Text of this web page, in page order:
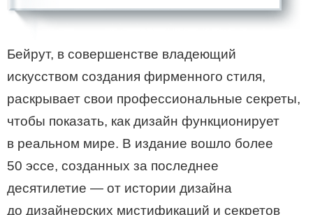
Бейрут, в совершенстве владеющий
искусством создания фирменного стиля,
раскрывает свои профессиональные секреты,
чтобы показать, как дизайн функционирует
в реальном мире. В издание вошло более
50 эссе, созданных за последнее
десятилетие — от истории дизайна
до дизайнерских мистификаций и секретов